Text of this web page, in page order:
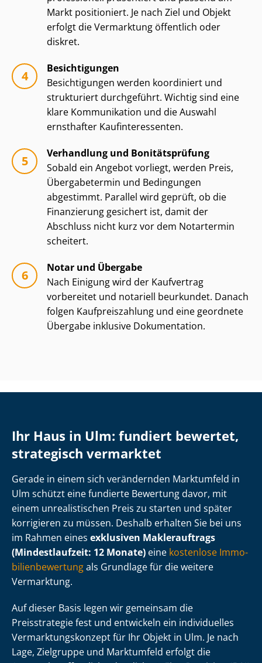
Markt positioniert. Je nach Ziel und Objekt
erfolgt die Vermarktung öffentlich oder
diskret.
Besichtigungen
Besichtigungen werden koordiniert und
strukturiert durchgeführt. Wichtig sind eine
klare Kommunikation und die Auswahl
ernsthafter Kauf­in­ter­es­sen­ten.
Verhandlung und Bonitätsprüfung
Sobald ein Angebot vorliegt, werden Preis,
Übergabetermin und Bedingungen
abgestimmt. Parallel wird geprüft, ob die
Finanzierung gesichert ist, damit der
Abschluss nicht kurz vor dem Notartermin
scheitert.
Notar und Übergabe
Nach Einigung wird der Kaufvertrag
vorbereitet und notariell beurkundet. Danach
folgen Kauf­preis­zah­lung und eine geordnete
Übergabe inklusive Dokumentation.
Ihr Haus in Ulm: fundiert bewertet,
strategisch vermarktet
Gerade in einem sich verändernden Marktumfeld in
Ulm schützt eine fundierte Bewertung davor, mit
einem unrealistischen Preis zu starten und später
korrigieren zu müssen. Deshalb erhalten Sie bei uns
im Rahmen eines exklusiven Maklerauftrags
(Mindestlaufzeit: 12 Monate) eine kostenlose Im­mo­
bi­li­en­be­wer­tungals Grundlage für die weitere
Vermarktung.
Auf dieser Basis legen wir gemeinsam die
Preisstrategie fest und entwickeln ein individuelles
Ver­mark­tungs­kon­zept für Ihr Objekt in Ulm. Je nach
Lage, Zielgruppe und Marktumfeld erfolgt die